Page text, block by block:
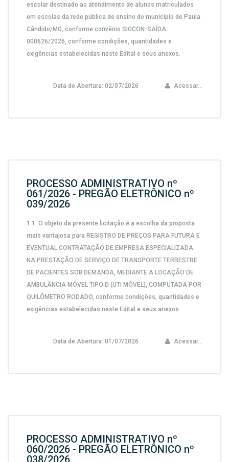
escolar destinado ao atendimento de alunos matriculados
em escolas da rede pública de ensino do município de Paula
Cândido/MG, conforme convênio SIGCON-SAÍDA:
000626/2026, conforme condições, quantidades e
exigências estabelecidas neste Edital e seus anexos.
Data de Abertura: 02/07/2026 Acessar...
PROCESSO ADMINISTRATIVO nº
061/2026 - PREGÃO ELETRÔNICO nº
039/2026
1.1. O objeto da presente licitação é a escolha da proposta
mais vantajosa para REGISTRO DE PREÇOS PARA FUTURA E
EVENTUAL CONTRATAÇÃO DE EMPRESA ESPECIALIZADA
NA PRESTAÇÃO DE SERVIÇO DE TRANSPORTE TERRESTRE
DE PACIENTES SOB DEMANDA, MEDIANTE A LOCAÇÃO DE
AMBULÂNCIA MÓVEL TIPO D (UTI MÓVEL), COMPUTADA POR
QUILÔMETRO RODADO, conforme condições, quantidades e
exigências estabelecidas neste Edital e seus anexos.
Data de Abertura: 01/07/2026 Acessar...
PROCESSO ADMINISTRATIVO nº
060/2026 - PREGÃO ELETRÔNICO nº